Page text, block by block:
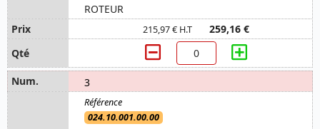
ROTEUR
215,97 € H.T 259,16 €
3
024.10.001.00.00